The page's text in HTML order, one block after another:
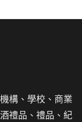
構、學校、商業
禮品、禮品、紀